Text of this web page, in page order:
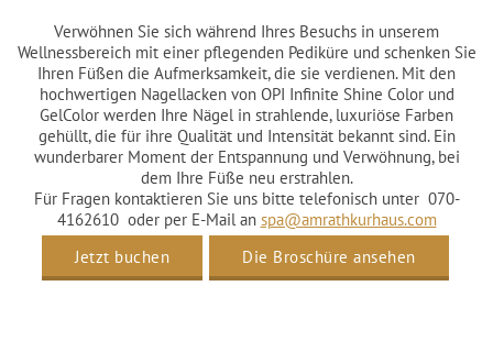
Verwöhnen Sie sich während Ihres Besuchs in unserem
Wellnessbereich mit einer pflegenden Pediküre und schenken Sie
Ihren Füßen die Aufmerksamkeit, die sie verdienen. Mit den
hochwertigen Nagellacken von OPI Infinite Shine Color und
GelColor werden Ihre Nägel in strahlende, luxuriöse Farben
gehüllt, die für ihre Qualität und Intensität bekannt sind. Ein
wunderbarer Moment der Entspannung und Verwöhnung, bei
dem Ihre Füße neu erstrahlen.
Für Fragen kontaktieren Sie uns bitte telefonisch unter 070-
4162610 oder per E-Mail an spa@amrathkurhaus.com
Jetzt buchen
Die Broschüre ansehen